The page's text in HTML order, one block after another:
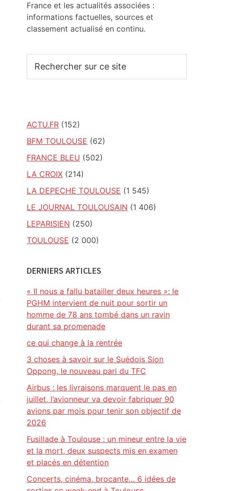
France et les actualités associées :
informations factuelles, sources et
classement actualisé en continu.
sur
ACTU.FR (152)
BFM TOULOUSE (62)
FRANCE BLEU (502)
LA CROIX (214)
LA DEPECHE TOULOUSE (1 545)
LE JOURNAL TOULOUSAIN (1 406)
LEPARISIEN (250)
TOULOUSE (2 000)
DERNIERS ARTICLES
« Il nous a fallu batailler deux heures »: le
PGHM intervient de nuit pour sortir un
homme de 78 ans tombé dans un ravin
durant sa promenade
ce qui change à la rentrée
3 choses à savoir sur le Suédois Sion
Oppong, le nouveau pari du TFC
Airbus : les livraisons marquent le pas en
juillet, l’avionneur va devoir fabriquer 90
avions par mois pour tenir son objectif de
2026
Fusillade à Toulouse : un mineur entre la vie
et la mort, deux suspects mis en examen
et placés en détention
Concerts, cinéma, brocante… 6 idées de